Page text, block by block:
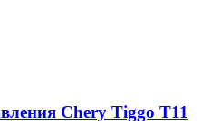
Chery Tiggo T11